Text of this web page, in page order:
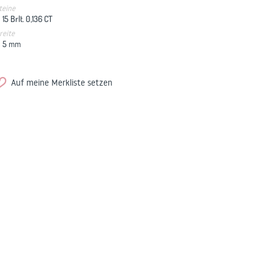
15 Brlt. 0,136 CT
5 mm
Auf meine Merkliste setzen